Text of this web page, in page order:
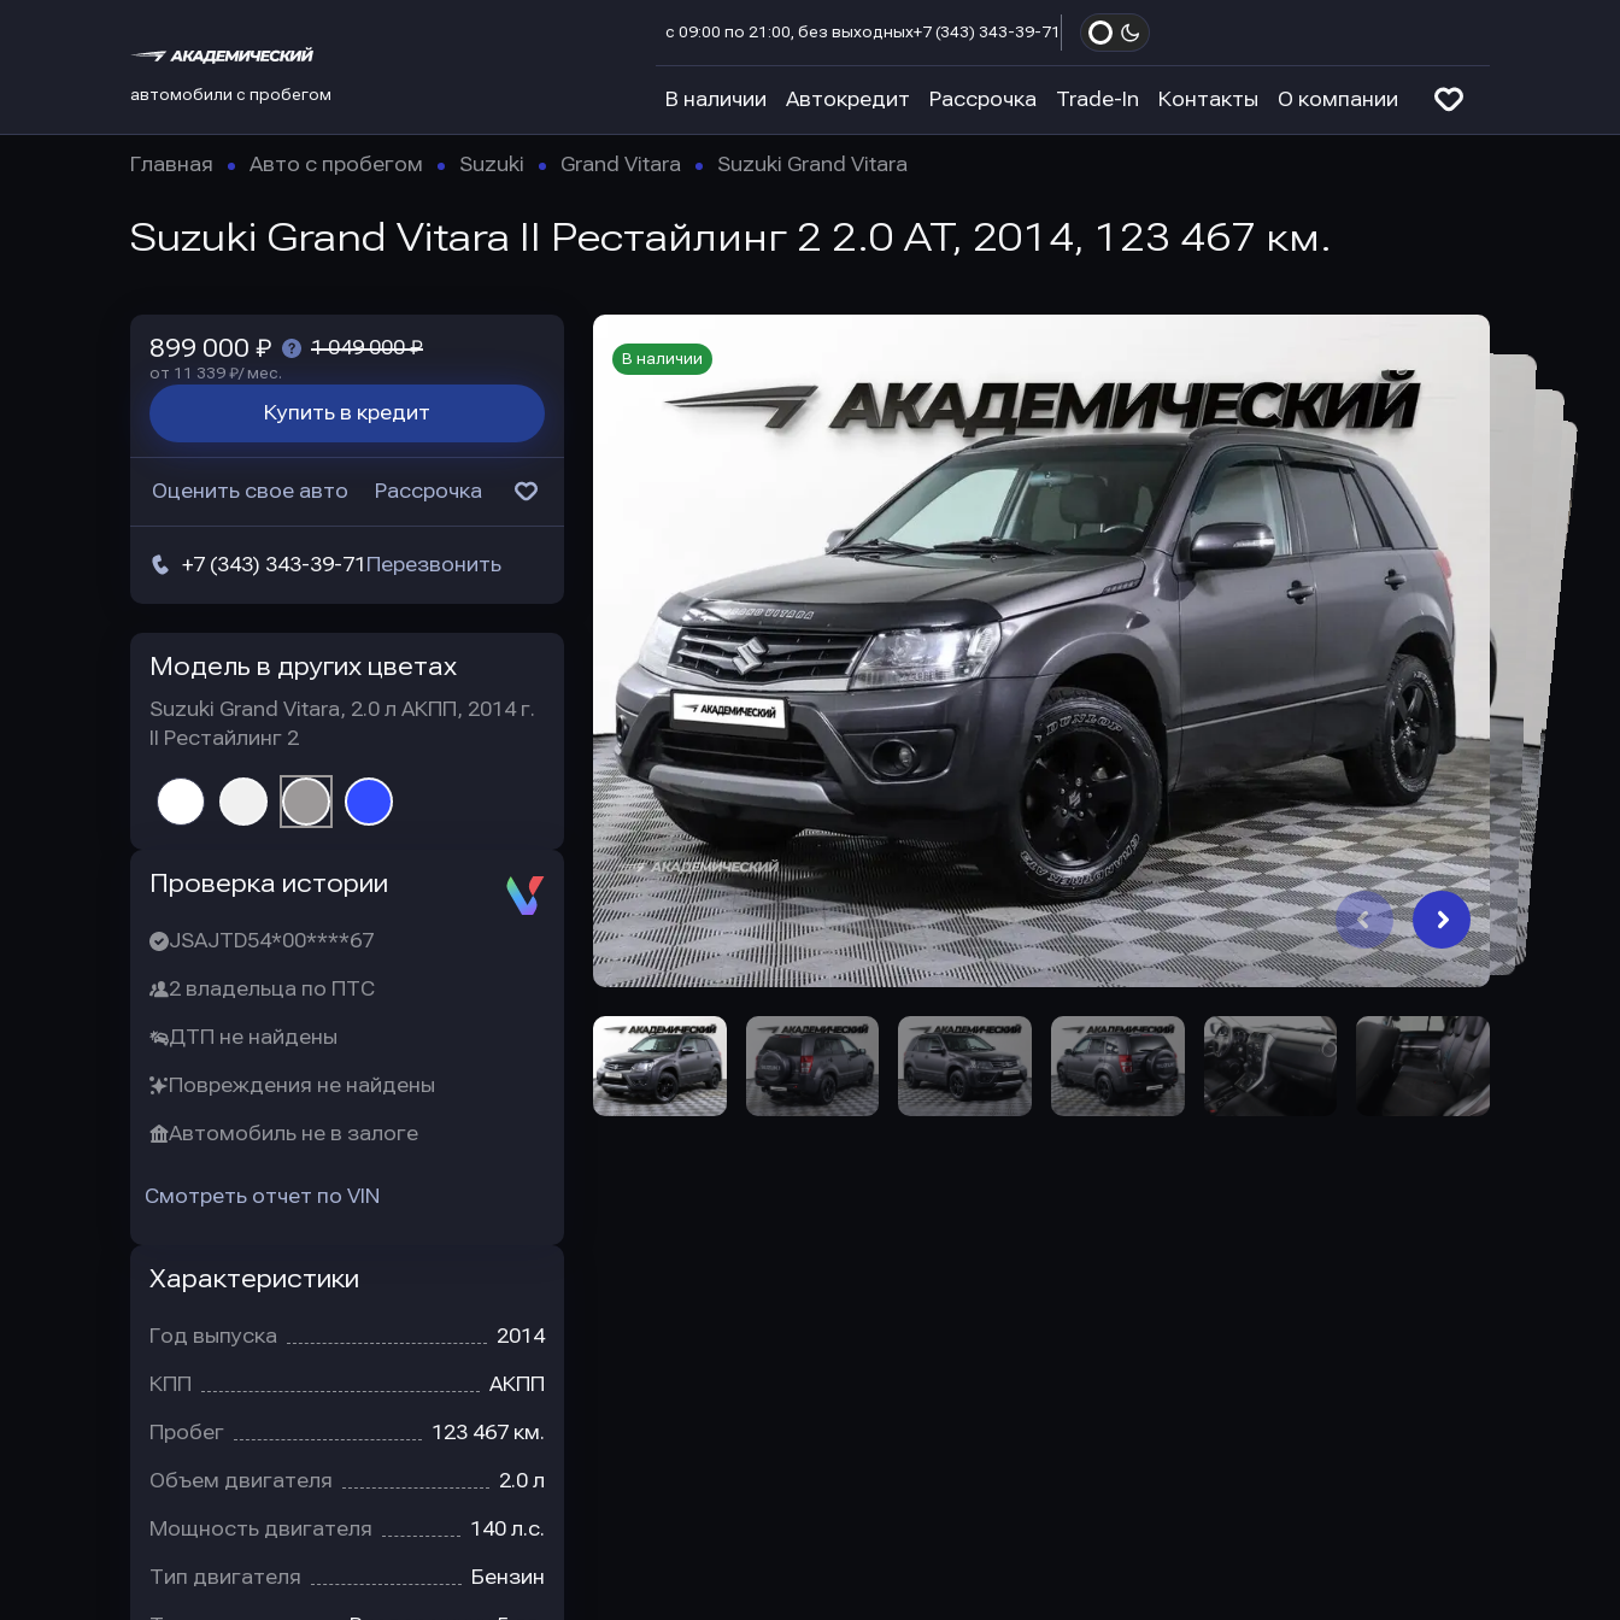
автомобили с пробегом
с 09:00 по 21:00, без выходных+7 (343) 343-39-71
В наличии Автокредит Рассрочка Trade-In Контакты О компании
Главная Авто с пробегом Suzuki Grand Vitara Suzuki Grand Vitara
Suzuki Grand Vitara II Рестайлинг 2 2.0 AT, 2014, 123 467 км.
В наличии
899 000 ₽ 1 049 000 ₽
от 11 339 ₽/ мес.
Купить в кредит
Оценить свое авто Рассрочка
+7 (343) 343-39-71 Перезвонить
Модель в других цветах
Suzuki Grand Vitara, 2.0 л АКПП, 2014 г.
II Рестайлинг 2
Проверка истории
JSAJTD54*00****67
2 владельца по ПТС
ДТП не найдены
Повреждения не найдены
Автомобиль не в залоге
Смотреть отчет по VIN
Характеристики
Год выпуска 2014
КПП АКПП
Пробег 123 467 км.
Объем двигателя 2.0 л
Мощность двигателя 140 л.с.
Тип двигателя Бензин